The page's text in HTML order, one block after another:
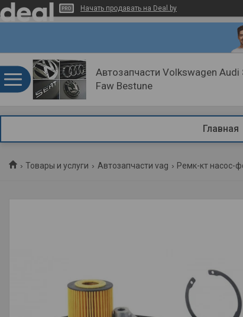
Начать продавать на Deal.by
Автозапчасти Volkswagen Audi
Faw Bestune
Главная
Товары и услуги Автозапчасти vag Ремк-кт насос-